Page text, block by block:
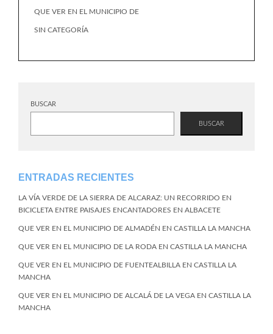
QUE VER EN EL MUNICIPIO DE
SIN CATEGORÍA
BUSCAR
BUSCAR
ENTRADAS RECIENTES
LA VÍA VERDE DE LA SIERRA DE ALCARAZ: UN RECORRIDO EN
BICICLETA ENTRE PAISAJES ENCANTADORES EN ALBACETE
QUE VER EN EL MUNICIPIO DE ALMADÉN EN CASTILLA LA MANCHA
QUE VER EN EL MUNICIPIO DE LA RODA EN CASTILLA LA MANCHA
QUE VER EN EL MUNICIPIO DE FUENTEALBILLA EN CASTILLA LA
MANCHA
QUE VER EN EL MUNICIPIO DE ALCALÁ DE LA VEGA EN CASTILLA LA
MANCHA